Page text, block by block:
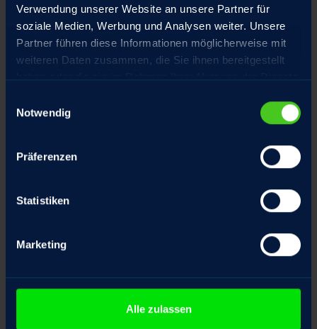
Verwendung unserer Website an unsere Partner für
soziale Medien, Werbung und Analysen weiter. Unsere
Partner führen diese Informationen möglicherweise mit
weiteren Daten zusammen, die Sie ihnen bereitgestellt
Notwendig
Präferenzen
Statistiken
Marketing
Alle zulassen
Hochpräzisions-Gewindetriebe aus
eigener Fertigung, spielarm geschliffen
Sonderausstattung